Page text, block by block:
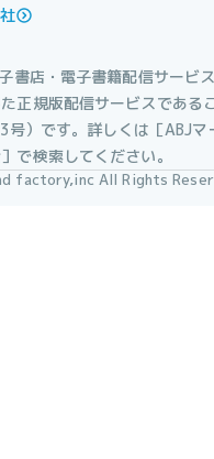
書店・電子書籍配信サービ
正規版配信サービスである
号）です。詳しくは［ABJ
で検索してください。
factory,inc All Rights